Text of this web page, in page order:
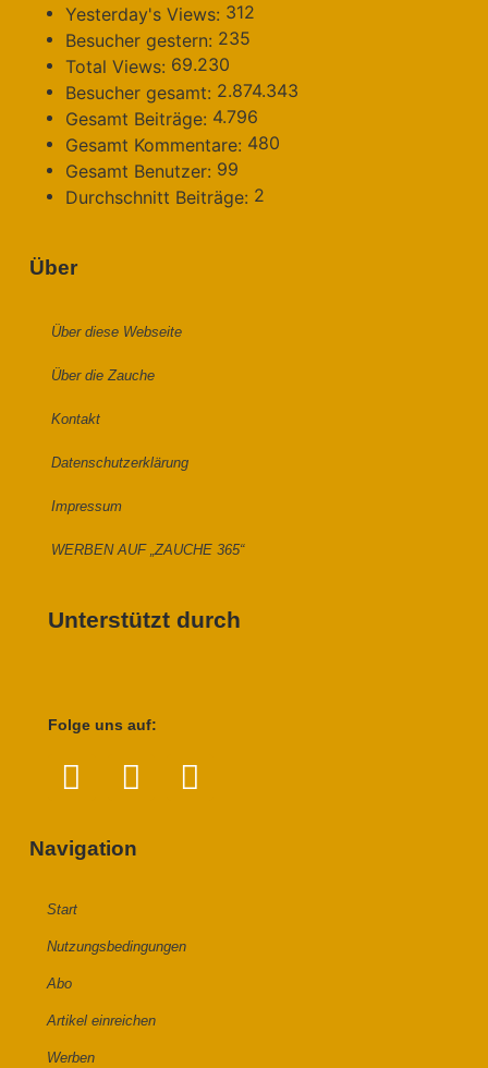
Yesterday's Views: 312
Besucher gestern: 235
Total Views: 69.230
Besucher gesamt: 2.874.343
Gesamt Beiträge: 4.796
Gesamt Kommentare: 480
Gesamt Benutzer: 99
Durchschnitt Beiträge: 2
Über
Über diese Webseite
Über die Zauche
Kontakt
Datenschutzerklärung
Impressum
WERBEN AUF „ZAUCHE 365“
Unterstützt durch
Folge uns auf:
Navigation
Start
Nutzungsbedingungen
Abo
Artikel einreichen
Werben